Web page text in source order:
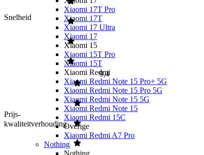
Xiaomi 17T Pro
Xiaomi 17T
Xiaomi 17 Ultra
Xiaomi 17
Xiaomi 15
Xiaomi 15T Pro
Xiaomi 15T
Xiaomi Redmi
Xiaomi Redmi Note 15 Pro+ 5G
Xiaomi Redmi Note 15 Pro 5G
Xiaomi Redmi Note 15 5G
Xiaomi Redmi Note 15
Xiaomi Redmi 15C
Overige
Xiaomi Redmi A7 Pro
Nothing
Nothing
Snelheid
Prijs-
kwaliteitverhouding
9,4